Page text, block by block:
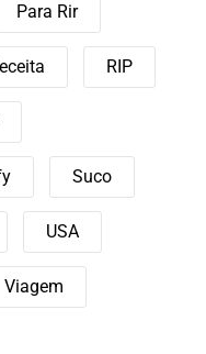
Para Rir
RIP
Suco
USA
Viagem